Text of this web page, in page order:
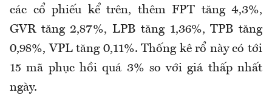
các cổ phiếu kể trên, thêm FPT tăng 4,3%,
GVR tăng 2,87%, LPB tăng 1,36%, TPB tăng
0,98%, VPL tăng 0,11%. Thống kê rổ này có tới
15 mã phục hồi quá 3% so với giá thấp nhất
ngày.